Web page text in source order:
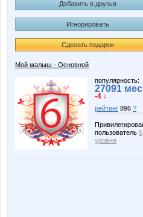
Добавить в друзья
Игнорировать
Сделать подарок
Мой малыш - Основной
популярность:
27091
-4 ↓
рейтинг 896 ?
пользователь 6
уровня